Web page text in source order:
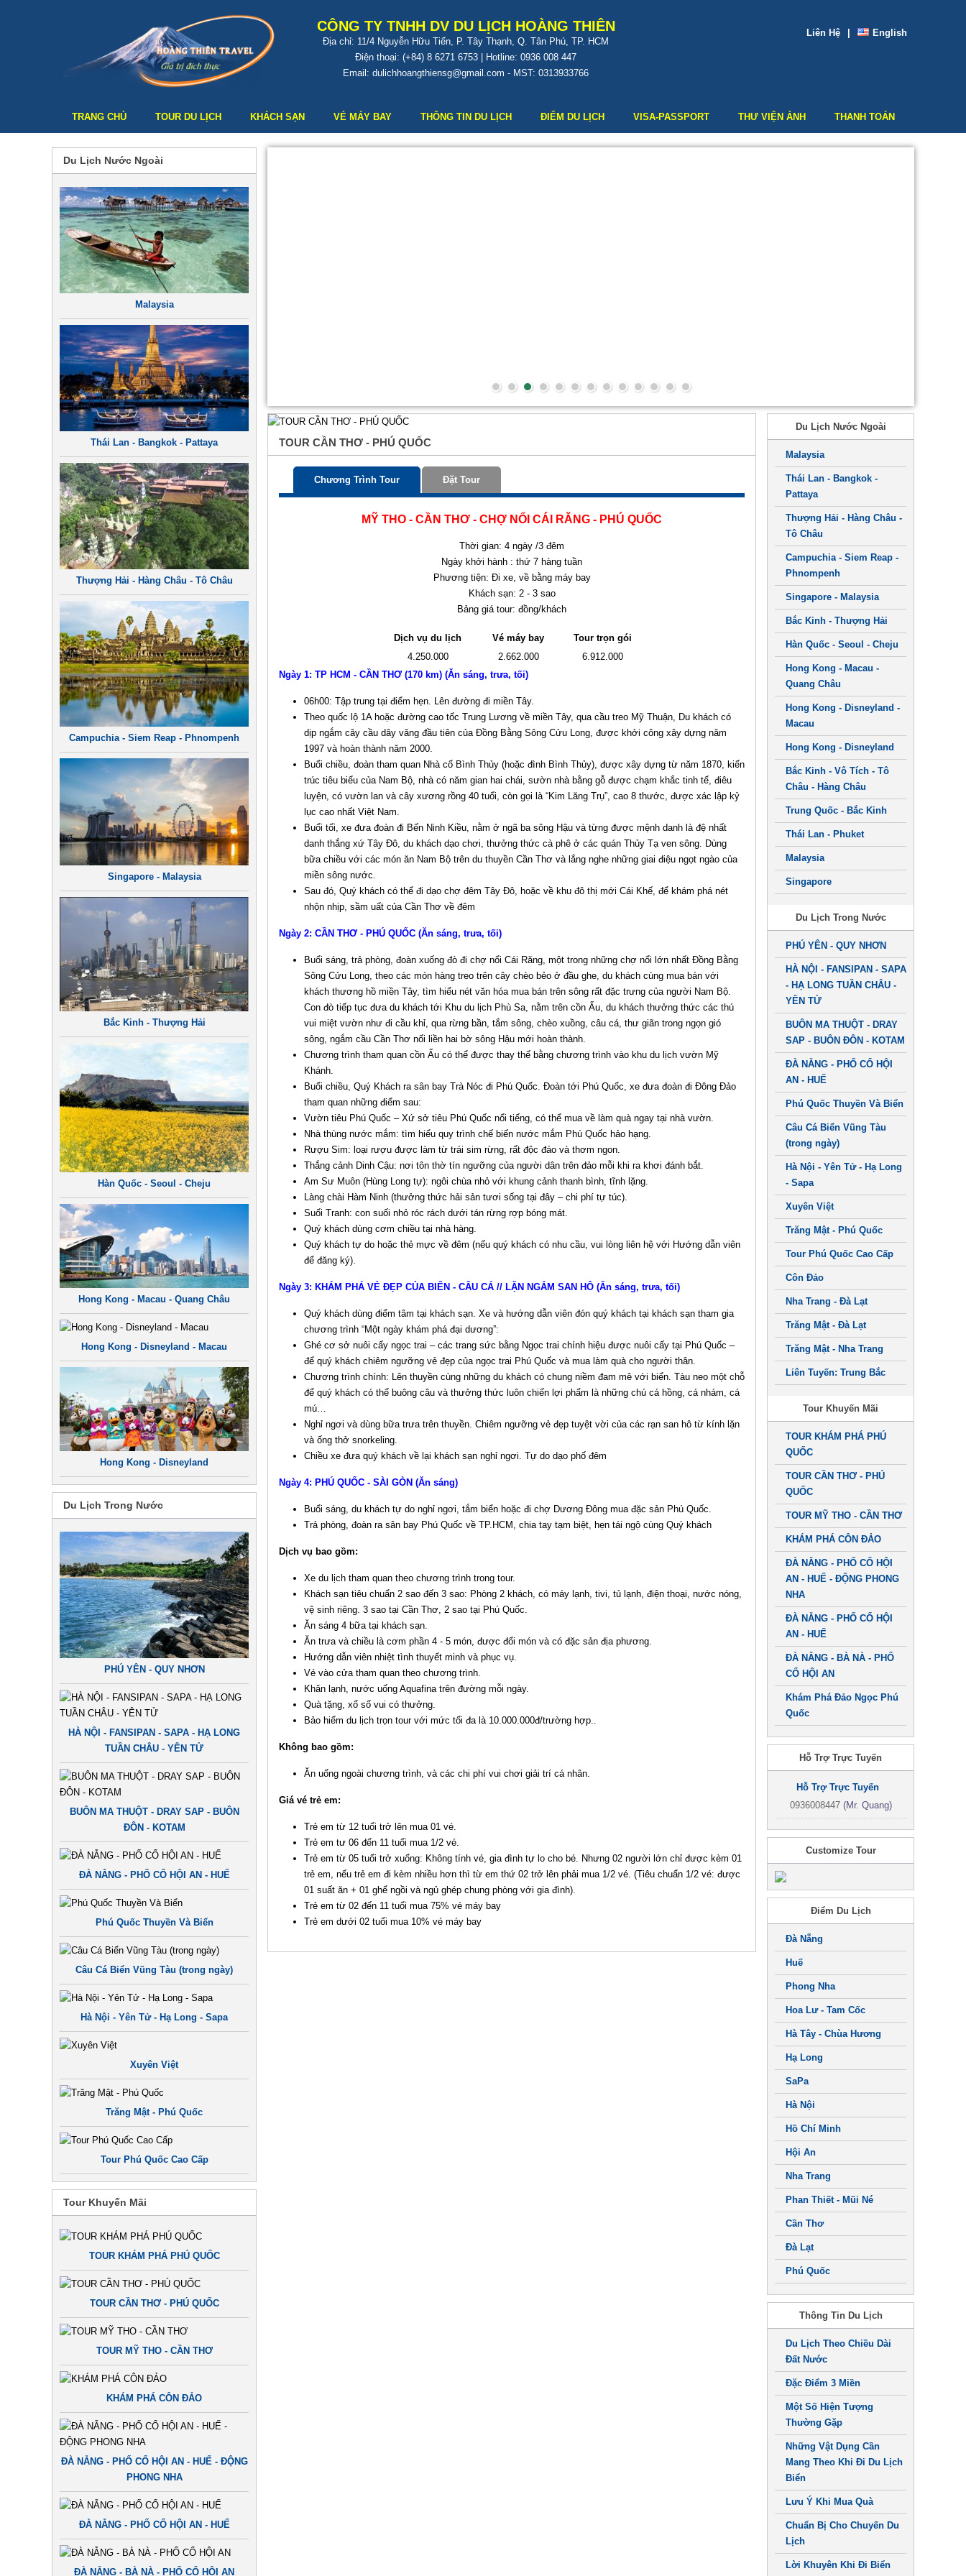
CÔNG TY TNHH DV DU LỊCH HOÀNG THIÊN
Địa chỉ: 11/4 Nguyễn Hữu Tiến, P. Tây Thạnh, Q. Tân Phú, TP. HCM
Điện thoại: (+84) 8 6271 6753 | Hotline: 0936 008 447
Email: dulichhoangthiensg@gmail.com - MST: 0313933766
English
Liên Hệ
TRANG CHỦ TOUR DU LỊCH KHÁCH SẠN VÉ MÁY BAY THÔNG TIN DU LỊCH ĐIỂM DU LỊCH VISA-PASSPORT THƯ VIỆN ẢNH THANH TOÁN
Du Lịch Nước Ngoài
Malaysia
Thái Lan - Bangkok - Pattaya
Thượng Hải - Hàng Châu - Tô Châu
Campuchia - Siem Reap - Phnompenh
Singapore - Malaysia
Bắc Kinh - Thượng Hải
Hàn Quốc - Seoul - Cheju
Hong Kong - Macau - Quang Châu
Hong Kong - Disneyland - Macau
Hong Kong - Disneyland
Du Lịch Trong Nước
PHÚ YÊN - QUY NHƠN
HÀ NỘI - FANSIPAN - SAPA - HẠ LONG
TUẦN CHÂU - YÊN TỬ
BUÔN MA THUỘT - DRAY SAP - BUÔN
ĐÔN - KOTAM
ĐÀ NẴNG - PHỐ CỔ HỘI AN - HUẾ
Phú Quốc Thuyền Và Biển
Câu Cá Biển Vũng Tàu (trong ngày)
Hà Nội - Yên Tử - Hạ Long - Sapa
Xuyên Việt
Trăng Mật - Phú Quốc
Tour Phú Quốc Cao Cấp
Tour Khuyến Mãi
TOUR KHÁM PHÁ PHÚ QUỐC
TOUR CẦN THƠ - PHÚ QUỐC
TOUR MỸ THO - CẦN THƠ
KHÁM PHÁ CÔN ĐẢO
ĐÀ NẴNG - PHỐ CỔ HỘI AN - HUẾ - ĐỘNG
PHONG NHA
ĐÀ NẴNG - PHỐ CỔ HỘI AN - HUẾ
ĐÀ NẴNG - BÀ NÀ - PHỐ CỔ HỘI AN
TOUR CẦN THƠ - PHÚ QUỐC
Chương Trình Tour Đặt Tour
MỸ THO - CẦN THƠ - CHỢ NỔI CÁI RĂNG - PHÚ QUỐC
Thời gian: 4 ngày /3 đêm
Ngày khởi hành : thứ 7 hàng tuần
Phương tiện: Đi xe, về bằng máy bay
Khách sạn: 2 - 3 sao
Bảng giá tour: đồng/khách
Dịch vụ du lịch Vé máy bay
Tour trọn gói
4.250.000
2.662.000
6.912.000
Ngày 1: TP HCM - CẦN THƠ (170 km) (Ăn sáng, trưa, tối)
06h00: Tập trung tại điểm hẹn. Lên đường đi miền Tây.
Theo quốc lộ 1A hoặc đường cao tốc Trung Lương về miền Tây, qua cầu treo Mỹ Thuận, Du khách có
dịp ngắm cây cầu dây văng đầu tiên của Đồng Bằng Sông Cửu Long, được khởi công xây dựng năm
1997 và hoàn thành năm 2000.
Buổi chiều, đoàn tham quan Nhà cổ Bình Thủy (hoặc đình Bình Thủy), được xây dựng từ năm 1870, kiến
trúc tiêu biểu của Nam Bộ, nhà có năm gian hai chái, sườn nhà bằng gỗ được chạm khắc tinh tế, điêu
luyện, có vườn lan và cây xương rồng 40 tuổi, còn gọi là “Kim Lăng Trụ”, cao 8 thước, được xác lập kỷ
lục cao nhất Việt Nam.
Buổi tối, xe đưa đoàn đi Bến Ninh Kiều, nằm ở ngã ba sông Hậu và từng được mệnh danh là đệ nhất
danh thắng xứ Tây Đô, du khách dạo chơi, thưởng thức cà phê ở các quán Thủy Tạ ven sông. Dùng
bữa chiều với các món ăn Nam Bộ trên du thuyền Cần Thơ và lắng nghe những giai điệu ngọt ngào của
miền sông nước.
Sau đó, Quý khách có thể đi dạo chợ đêm Tây Đô, hoặc về khu đô thị mới Cái Khế, để khám phá nét
nhộn nhịp, sầm uất của Cần Thơ về đêm
Ngày 2: CẦN THƠ - PHÚ QUỐC (Ăn sáng, trưa, tối)
Buổi sáng, trả phòng, đoàn xuống đò đi chợ nổi Cái Răng, một trong những chợ nổi lớn nhất Đồng Bằng
Sông Cửu Long, theo các món hàng treo trên cây chèo bẻo ở đầu ghe, du khách cùng mua bán với
khách thương hồ miền Tây, tìm hiểu nét văn hóa mua bán trên sông rất đặc trưng của người Nam Bộ.
Con đò tiếp tục đưa du khách tới Khu du lịch Phù Sa, nằm trên cồn Ấu, du khách thưởng thức các thú
vui miệt vườn như đi cầu khỉ, qua rừng bần, tắm sông, chèo xuồng, câu cá, thư giãn trong ngọn gió
sông, ngắm cầu Cần Thơ nối liền hai bờ sông Hậu mới hoàn thành.
Chương trình tham quan cồn Ấu có thể được thay thế bằng chương trình vào khu du lịch vườn Mỹ
Khánh.
Buổi chiều, Quý Khách ra sân bay Trà Nóc đi Phú Quốc. Đoàn tới Phú Quốc, xe đưa đoàn đi Đông Đảo
tham quan những điểm sau:
Vườn tiêu Phú Quốc – Xứ sở tiêu Phú Quốc nổi tiếng, có thể mua về làm quà ngay tại nhà vườn.
Nhà thùng nước mắm: tìm hiểu quy trình chế biến nước mắm Phú Quốc hảo hạng.
Rượu Sim: loại rượu được làm từ trái sim rừng, rất độc đáo và thơm ngon.
Thắng cảnh Dinh Cậu: nơi tôn thờ tín ngưỡng của người dân trên đảo mỗi khi ra khơi đánh bắt.
Am Sư Muôn (Hùng Long tự): ngôi chùa nhỏ với khung cảnh thanh bình, tĩnh lặng.
Làng chài Hàm Ninh (thưởng thức hải sản tươi sống tại đây – chi phí tự túc).
Suối Tranh: con suối nhỏ róc rách dưới tán rừng rợp bóng mát.
Quý khách dùng cơm chiều tại nhà hàng.
Quý khách tự do hoặc thẻ mực về đêm (nếu quý khách có nhu cầu, vui lòng liên hệ với Hướng dẫn viên
để đăng ký).
Ngày 3: KHÁM PHÁ VẺ ĐẸP CỦA BIỂN - CÂU CÁ // LẶN NGẮM SAN HÔ (Ăn sáng, trưa, tối)
Quý khách dùng điểm tâm tại khách sạn. Xe và hướng dẫn viên đón quý khách tại khách sạn tham gia
chương trình “Một ngày khám phá đại dương”:
Ghé cơ sở nuôi cấy ngọc trai – các trang sức bằng Ngọc trai chính hiệu được nuôi cấy tại Phú Quốc –
để quý khách chiêm ngưỡng vẻ đẹp của ngọc trai Phú Quốc và mua làm quà cho người thân.
Chương trình chính: Lên thuyền cùng những du khách có chung niềm đam mê với biển. Tàu neo một chỗ
để quý khách có thể buông câu và thưởng thức luôn chiến lợi phẩm là những chú cá hồng, cá nhám, cá
mú…
Nghỉ ngơi và dùng bữa trưa trên thuyền. Chiêm ngưỡng vẻ đẹp tuyệt vời của các rạn san hô từ kính lặn
và ống thở snorkeling.
Chiều xe đưa quý khách về lại khách sạn nghỉ ngơi. Tự do dạo phố đêm
Ngày 4: PHÚ QUỐC - SÀI GÒN (Ăn sáng)
Buổi sáng, du khách tự do nghỉ ngơi, tắm biển hoặc đi chợ Dương Đông mua đặc sản Phú Quốc.
Trả phòng, đoàn ra sân bay Phú Quốc về TP.HCM, chia tay tạm biệt, hẹn tái ngộ cùng Quý khách
Dịch vụ bao gồm:
Xe du lịch tham quan theo chương trình trong tour.
Khách sạn tiêu chuẩn 2 sao đến 3 sao: Phòng 2 khách, có máy lạnh, tivi, tủ lạnh, điện thoại, nước nóng,
vệ sinh riêng. 3 sao tại Cần Thơ, 2 sao tại Phú Quốc.
Ăn sáng 4 bữa tại khách sạn.
Ăn trưa và chiều là cơm phần 4 - 5 món, được đổi món và có đặc sản địa phương.
Hướng dẫn viên nhiệt tình thuyết minh và phục vụ.
Vé vào cửa tham quan theo chương trình.
Khăn lạnh, nước uống Aquafina trên đường mỗi ngày.
Quà tặng, xổ số vui có thưởng.
Bảo hiểm du lịch trọn tour với mức tối đa là 10.000.000đ/trường hợp..
Không bao gồm:
Ăn uống ngoài chương trình, và các chi phí vui chơi giải trí cá nhân.
Giá vé trẻ em:
Trẻ em từ 12 tuổi trở lên mua 01 vé.
Trẻ em tư 06 đến 11 tuổi mua 1/2 vé.
Trẻ em từ 05 tuổi trở xuống: Không tính vé, gia đình tự lo cho bé. Nhưng 02 người lớn chỉ được kèm 01
trẻ em, nếu trẻ em đi kèm nhiều hơn thì từ em thứ 02 trở lên phải mua 1/2 vé. (Tiêu chuẩn 1/2 vé: được
01 suất ăn + 01 ghế ngồi và ngủ ghép chung phòng với gia đình).
Trẻ em từ 02 đến 11 tuổi mua 75% vé máy bay
Trẻ em dưới 02 tuổi mua 10% vé máy bay
Du Lịch Nước Ngoài
Malaysia
Thái Lan - Bangkok -
Pattaya
Thượng Hải - Hàng Châu -
Tô Châu
Campuchia - Siem Reap -
Phnompenh
Singapore - Malaysia
Bắc Kinh - Thượng Hải
Hàn Quốc - Seoul - Cheju
Hong Kong - Macau -
Quang Châu
Hong Kong - Disneyland -
Macau
Hong Kong - Disneyland
Bắc Kinh - Vô Tích - Tô
Châu - Hàng Châu
Trung Quốc - Bắc Kinh
Thái Lan - Phuket
Malaysia
Singapore
Du Lịch Trong Nước
PHÚ YÊN - QUY NHƠN
HÀ NỘI - FANSIPAN - SAPA
- HẠ LONG TUẦN CHÂU -
YÊN TỬ
BUÔN MA THUỘT - DRAY
SAP - BUÔN ĐÔN - KOTAM
ĐÀ NẴNG - PHỐ CỔ HỘI
AN - HUẾ
Phú Quốc Thuyền Và Biển
Câu Cá Biển Vũng Tàu
(trong ngày)
Hà Nội - Yên Tử - Hạ Long
- Sapa
Xuyên Việt
Trăng Mật - Phú Quốc
Tour Phú Quốc Cao Cấp
Côn Đảo
Nha Trang - Đà Lạt
Trăng Mật - Đà Lạt
Trăng Mật - Nha Trang
Liên Tuyến: Trung Bắc
Tour Khuyến Mãi
TOUR KHÁM PHÁ PHÚ
QUỐC
TOUR CẦN THƠ - PHÚ
QUỐC
TOUR MỸ THO - CẦN THƠ
KHÁM PHÁ CÔN ĐẢO
ĐÀ NẴNG - PHỐ CỔ HỘI
AN - HUẾ - ĐỘNG PHONG
NHA
ĐÀ NẴNG - PHỐ CỔ HỘI
AN - HUẾ
ĐÀ NẴNG - BÀ NÀ - PHỐ
CỔ HỘI AN
Khám Phá Đảo Ngọc Phú
Quốc
Hỗ Trợ Trực Tuyến
Hỗ Trợ Trực Tuyến
0936008447(Mr. Quang)
Customize Tour
Điểm Du Lịch
Đà Nẵng
Huế
Phong Nha
Hoa Lư - Tam Cốc
Hà Tây - Chùa Hương
Hạ Long
SaPa
Hà Nội
Hồ Chí Minh
Hội An
Nha Trang
Phan Thiết - Mũi Né
Cần Thơ
Đà Lạt
Phú Quốc
Thông Tin Du Lịch
Du Lịch Theo Chiều Dài
Đất Nước
Đặc Điểm 3 Miền
Một Số Hiện Tượng
Thường Gặp
Những Vật Dụng Cần
Mang Theo Khi Đi Du Lịch
Biển
Lưu Ý Khi Mua Quà
Chuẩn Bị Cho Chuyến Du
Lịch
Lời Khuyên Khi Đi Biển